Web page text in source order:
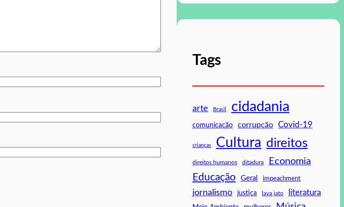
Tags
arte Brasil cidadania
comunicação corrupção Covid-19
crianças Cultura direitos
direitos humanos ditadura Economia
Educação Geral impeachment
jornalismo justiça lava jato literatura